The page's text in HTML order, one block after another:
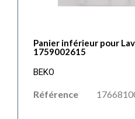
Panier inférieur pour
1759002615
BEKO
Référence